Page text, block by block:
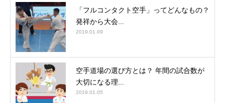
「フルコンタクト空手」ってどんなもの？
発祥から大会...
2019.01.09
空手道場の選び方とは？ 年間の試合数が
大切になる理...
2019.01.05